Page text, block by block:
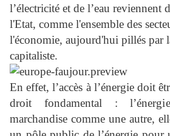
l’électricité et de l’eau reviennent
l'Etat, comme l'ensemble des
l'économie, aujourd'hui pillés par
capitaliste.
En effet, l’accès à l’énergie doit
droit fondamental :
marchandise comme une autre,